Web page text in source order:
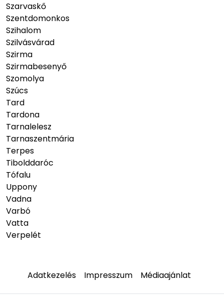
Szarvaskő
Szentdomonkos
Szihalom
Szilvásvárad
Szirma
Szirmabesenyő
Szomolya
Szúcs
Tard
Tardona
Tarnalelesz
Tarnaszentmária
Terpes
Tibolddaróc
Tófalu
Uppony
Vadna
Varbó
Vatta
Verpelét
Adatkezelés Impresszum Médiaajánlat